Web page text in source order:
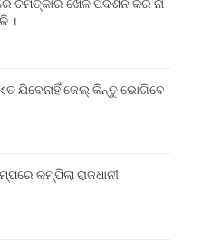
ଚମତ୍କାର ଖେଳ ପଦର୍ଶନ କରି ନା
।
ଯିବେନାହିଁ ଜେଲ୍ କିନ୍ତୁ ଭୋଗିବେ
କମ୍ପିଲା ରାଜଧାନୀ